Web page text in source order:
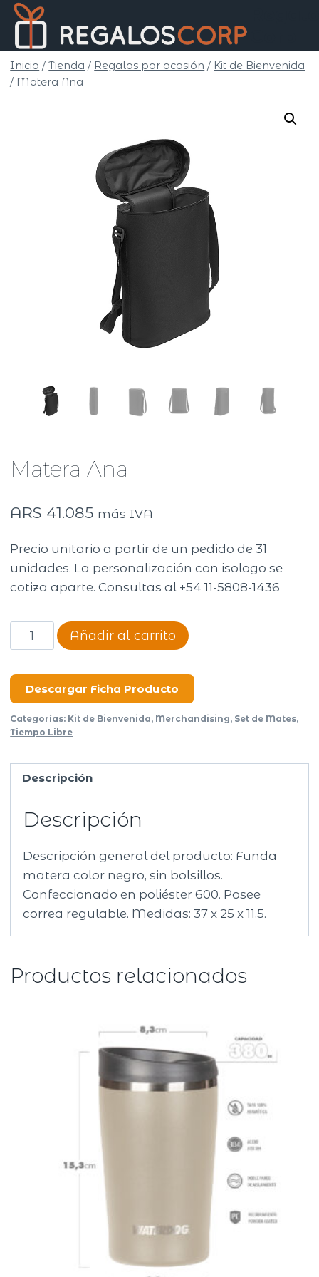
Saltar
contenido
Inicio / Tienda / Regalos por ocasión / Kit de Bienvenida
/ Matera Ana
Matera Ana
ARS 41.085 más IVA
Precio unitario a partir de un pedido de 31
unidades. La personalización con isologo se
cotiza aparte. Consultas al +54 11-5808-1436
Matera
Ana
Añadir al carrito
Descargar Ficha Producto
Categorías: Kit de Bienvenida, Merchandising, Set de Mates,
Tiempo Libre
Descripción
Descripción
Descripción general del producto: Funda
matera color negro, sin bolsillos.
Confeccionado en poliéster 600. Posee
correa regulable. Medidas: 37 x 25 x 11,5.
Productos relacionados